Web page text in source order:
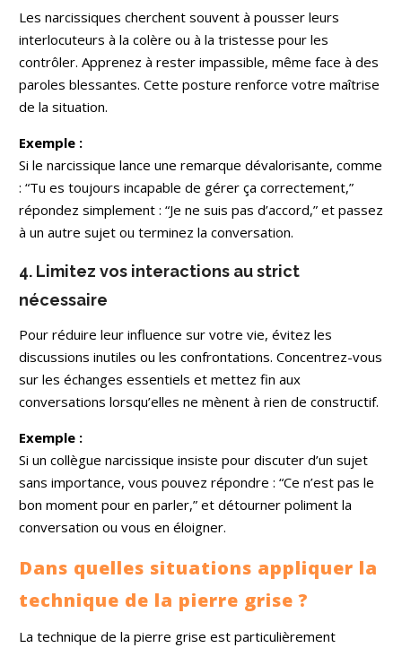
Les narcissiques cherchent souvent à pousser leurs
interlocuteurs à la colère ou à la tristesse pour les
contrôler. Apprenez à rester impassible, même face à des
paroles blessantes. Cette posture renforce votre maîtrise
de la situation.
Exemple :
Si le narcissique lance une remarque dévalorisante, comme
: “Tu es toujours incapable de gérer ça correctement,”
répondez simplement : “Je ne suis pas d’accord,” et passez
à un autre sujet ou terminez la conversation.
4. Limitez vos interactions au strict
nécessaire
Pour réduire leur influence sur votre vie, évitez les
discussions inutiles ou les confrontations. Concentrez-vous
sur les échanges essentiels et mettez fin aux
conversations lorsqu’elles ne mènent à rien de constructif.
Exemple :
Si un collègue narcissique insiste pour discuter d’un sujet
sans importance, vous pouvez répondre : “Ce n’est pas le
bon moment pour en parler,” et détourner poliment la
conversation ou vous en éloigner.
Dans quelles situations appliquer la
technique de la pierre grise ?
La technique de la pierre grise est particulièrement